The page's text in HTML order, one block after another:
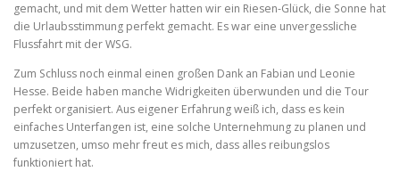
gemacht, und mit dem Wetter hatten wir ein Riesen-Glück, die Sonne hat
die Urlaubsstimmung perfekt gemacht. Es war eine unvergessliche
Flussfahrt mit der WSG.
Zum Schluss noch einmal einen großen Dank an Fabian und Leonie
Hesse. Beide haben manche Widrigkeiten überwunden und die Tour
perfekt organisiert. Aus eigener Erfahrung weiß ich, dass es kein
einfaches Unterfangen ist, eine solche Unternehmung zu planen und
umzusetzen, umso mehr freut es mich, dass alles reibungslos
funktioniert hat.